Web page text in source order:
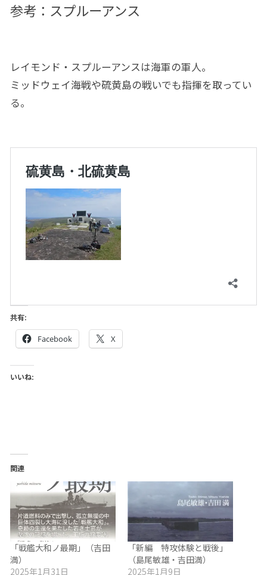
参考：スプルーアンス
レイモンド・スプルーアンスは海軍の軍人。
ミッドウェイ海戦や硫黄島の戦いでも指揮を取ってい
る。
共有:
Facebook X
いいね:
関連
「戦艦大和ノ最期」（吉田
満）
2025年1月31日
「新編 特攻体験と戦後」
（島尾敏雄・吉田満）
2025年1月9日